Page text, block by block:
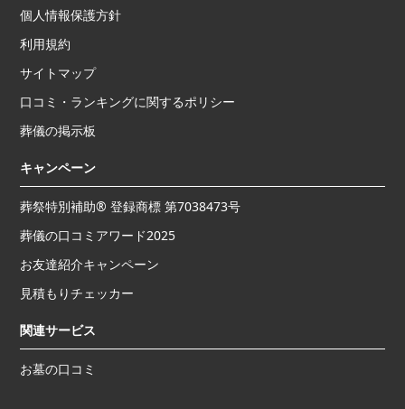
個人情報保護方針
利用規約
サイトマップ
口コミ・ランキングに関するポリシー
葬儀の掲示板
キャンペーン
葬祭特別補助® 登録商標 第7038473号
葬儀の口コミアワード2025
お友達紹介キャンペーン
見積もりチェッカー
関連サービス
お墓の口コミ